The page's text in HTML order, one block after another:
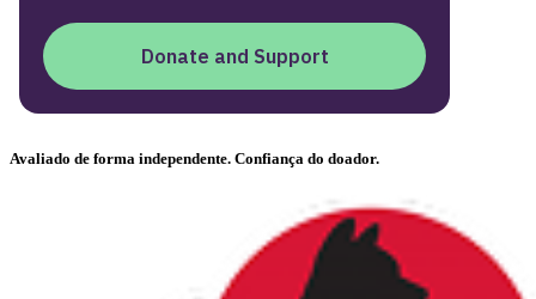
Avaliado de forma independente. Confiança do doador.